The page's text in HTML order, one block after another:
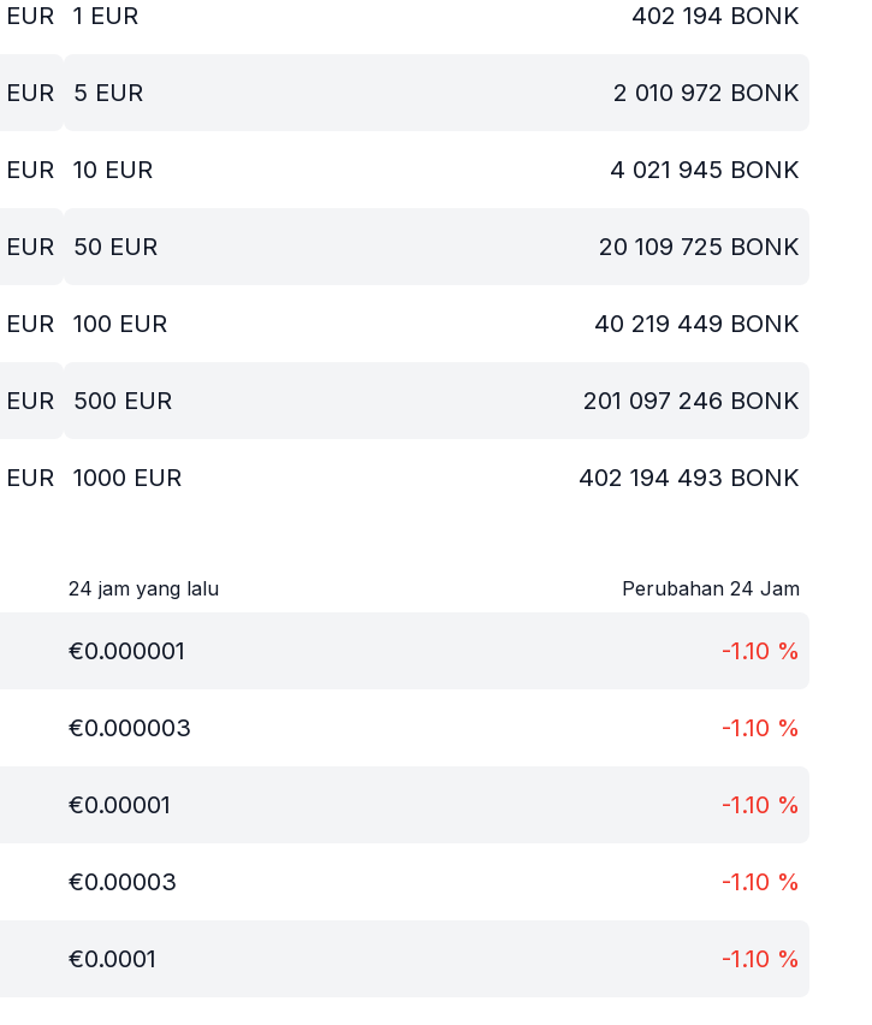
EUR
EUR
EUR
EUR
EUR
EUR
EUR
1 EUR 402 194 BONK
5 EUR 2 010 972 BONK
10 EUR 4 021 945 BONK
50 EUR 20 109 725 BONK
100 EUR 40 219 449 BONK
500 EUR 201 097 246 BONK
1000 EUR 402 194 493 BONK
24 jam yang lalu Perubahan 24 Jam
€0.000001 -1.10 %
€0.000003 -1.10 %
€0.00001 -1.10 %
€0.00003 -1.10 %
€0.0001 -1.10 %